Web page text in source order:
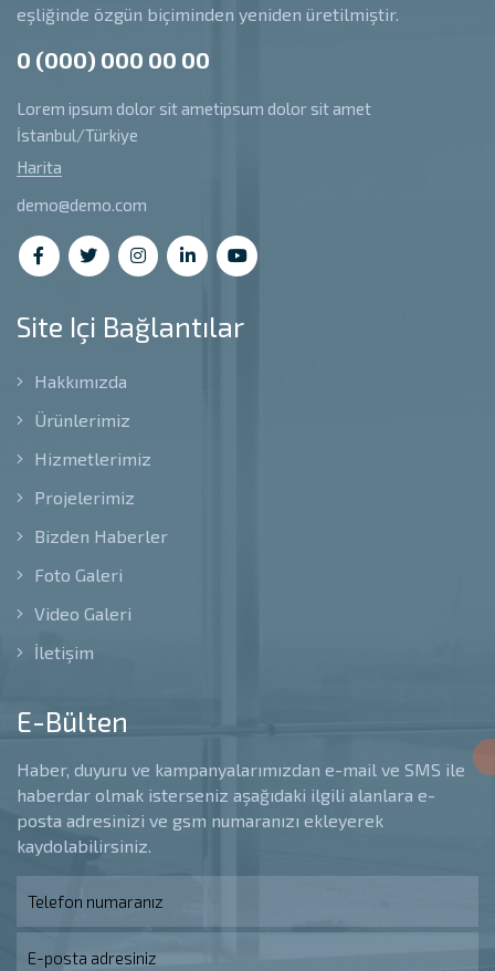
eşliğinde özgün biçiminden yeniden üretilmiştir.
0 (000) 000 00 00
Lorem ipsum dolor sit ametipsum dolor sit amet
İstanbul/Türkiye
Harita
demo@demo.com
Site Içi Bağlantılar
Hakkımızda
Ürünlerimiz
Hizmetlerimiz
Projelerimiz
Bizden Haberler
Foto Galeri
Video Galeri
İletişim
E-Bülten
Haber, duyuru ve kampanyalarımızdan e-mail ve SMS ile
haberdar olmak isterseniz aşağıdaki ilgili alanlara e-
posta adresinizi ve gsm numaranızı ekleyerek
kaydolabilirsiniz.